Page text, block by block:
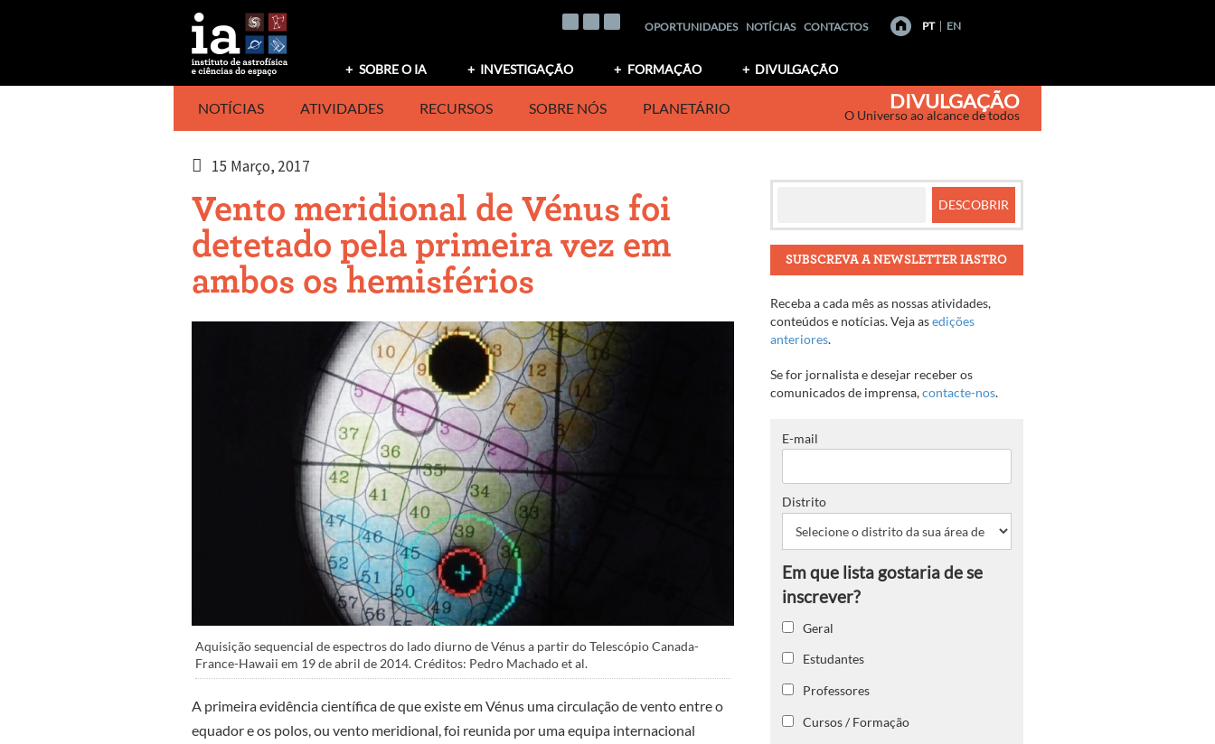
OPORTUNIDADES NOTÍCIAS CONTACTOS PT EN
SOBRE O IA INVESTIGAÇÃO FORMAÇÃO DIVULGAÇÃO
NOTÍCIAS ATIVIDADES RECURSOS SOBRE NÓS PLANETÁRIO DIVULGAÇÃO
O Universo ao alcance de todos
15 Março, 2017
Vento meridional de Vénus foi
detetado pela primeira vez em
ambos os hemisférios
Aquisição sequencial de espectros do lado diurno de Vénus a partir do Telescópio Canada-
France-Hawaii em 19 de abril de 2014. Créditos: Pedro Machado et al.
A primeira evidência científica de que existe em Vénus uma circulação de vento entre o
equador e os polos, ou vento meridional, foi reunida por uma equipa internacional
SUBSCREVA A NEWSLETTER IASTRO
Receba a cada mês as nossas atividades,
conteúdos e notícias. Veja asedições
anteriores.
Se for jornalista e desejar receber os
comunicados de imprensa,contacte-nos.
E-mail
Distrito
Geral
Estudantes
Professores
Cursos / Formação